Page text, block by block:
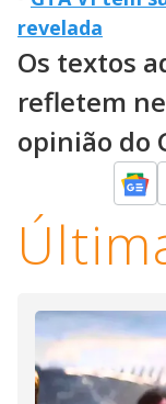
revelada
Os textos
refletem
opinião do